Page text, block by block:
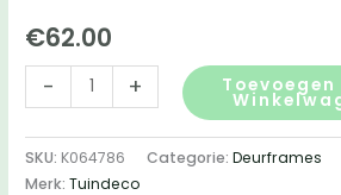
€62.00
-
deurframe
1550x1200mm
zwart
+ Toevoegen
SKU: K064786 Categorie:Deurframes
Merk:Tuindeco